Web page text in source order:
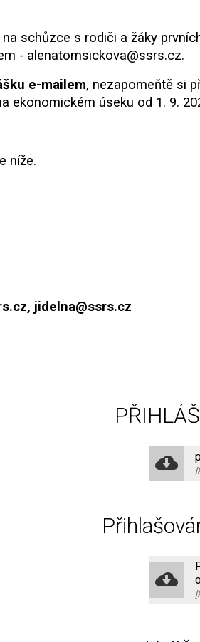
schůzce s rodiči a žáky
- alenatomsickova@ssrs.cz.
e-mailem, nezapomeňtě si
ekonomickém úseku od 1. 9.
níže.
jidelna@ssrs.cz